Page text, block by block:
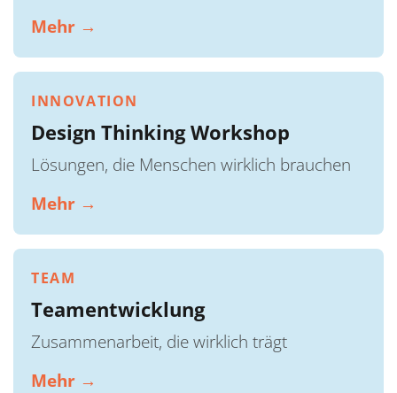
Mehr →
INNOVATION
Design Thinking Workshop
Lösungen, die Menschen wirklich brauchen
Mehr →
TEAM
Teamentwicklung
Zusammenarbeit, die wirklich trägt
Mehr →